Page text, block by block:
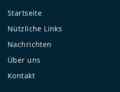
Startseite
Nützliche Links
Nachrichten
Über uns
Kontakt